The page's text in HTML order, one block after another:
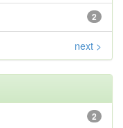
2
next >
2